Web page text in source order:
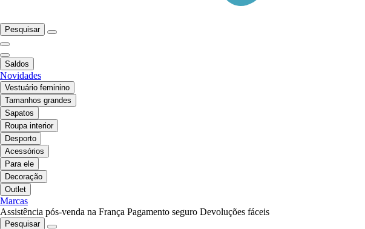
Pesquisar
Saldos
Novidades
Vestuário feminino
Tamanhos grandes
Sapatos
Roupa interior
Desporto
Acessórios
Para ele
Decoração
Outlet
Marcas
Assistência pós-venda na França Pagamento seguro Devoluções fáceis
Pesquisar